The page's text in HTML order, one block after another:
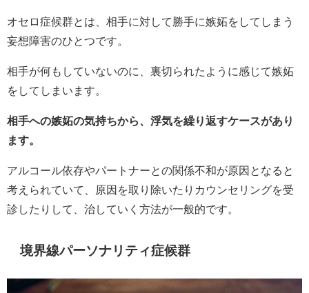
オセロ症候群とは、相手に対して勝手に嫉妬をしてしまう
妄想障害のひとつです。
相手が何もしていないのに、裏切られたように感じて嫉妬
をしてしまいます。
相手への嫉妬の気持ちから、浮気を繰り返すケースがあり
ます。
アルコール依存やパートナーとの関係不和が原因となると
考えられていて、原因を取り除いたりカウンセリングを受
診したりして、治していく方法が一般的です。
境界線パーソナリティ症候群